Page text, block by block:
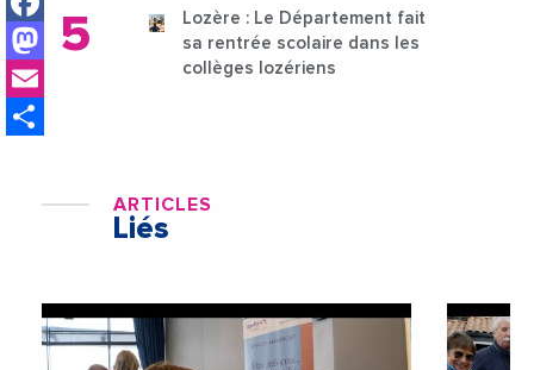
Mastodon
Lozère : Le Département fait
sa rentrée scolaire dans les
collèges lozériens
ARTICLES
Liés